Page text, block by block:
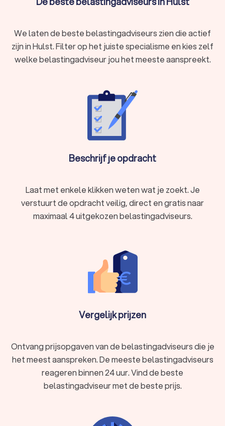
We laten de beste belastingadviseurs zien die actief
zijn in Hulst. Filter op het juiste specialisme en kies zelf
welke belastingadviseur jou het meeste aanspreekt.
Beschrijf je opdracht
Laat met enkele klikken weten wat je zoekt. Je
verstuurt de opdracht veilig, direct en gratis naar
maximaal 4 uitgekozen belastingadviseurs.
Vergelijk prijzen
Ontvang prijsopgaven van de belastingadviseurs die je
het meest aanspreken. De meeste belastingadviseurs
reageren binnen 24 uur. Vind de beste
belastingadviseur met de beste prijs.